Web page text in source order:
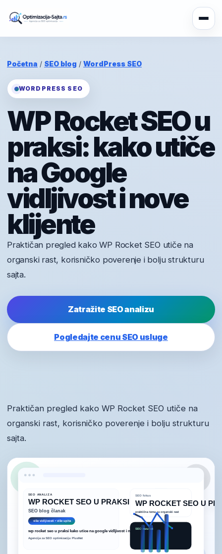
Početna / SEO blog / WordPress SEO
WORDPRESS SEO
WP Rocket SEO u
praksi: kako utiče
na Google
vidljivost i nove
klijente
Praktičan pregled kako WP Rocket SEO utiče na
organski rast, korisničko poverenje i bolju strukturu
sajta.
Zatražite SEO analizu
Pogledajte cenu SEO usluge
Praktičan pregled kako WP Rocket SEO utiče na
organski rast, korisničko poverenje i bolju strukturu
sajta.